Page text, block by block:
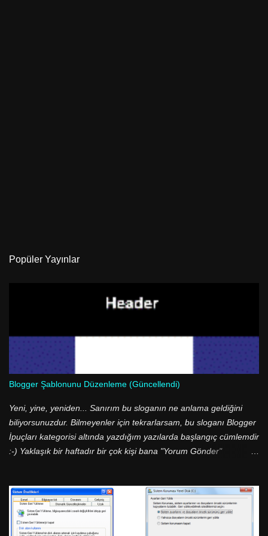
Popüler Yayınlar
Blogger Şablonunu Düzenleme (Güncellendi)
Yeni, yine, yeniden... Sanırım bu sloganın ne anlama geldiğini
biliyorsunuzdur. Bilmeyenler için tekrarlarsam, bu sloganı Blogger
İpuçları kategorisi altında yazdığım yazılarda başlangıç cümlemdir
:-) Yaklaşık bir haftadır bir çok kişi bana "Yorum Gönder"
olmasına rağmen bir çok kişi bu ve bunun gibi basit işlemleri
yapamıyor. Daha doğrusu sorun Blogger şablonunun XML
olmasından kaynaklanıyor. Blogger şablonumuza baktığımızda